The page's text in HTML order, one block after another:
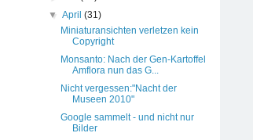
▼April(31)
Miniaturansichten verletzen kein
Copyright
Monsanto: Nach der Gen-Kartoffel
Amflora nun das G...
Nicht vergessen:"Nacht der
Museen 2010"
Google sammelt - und nicht nur
Bilder